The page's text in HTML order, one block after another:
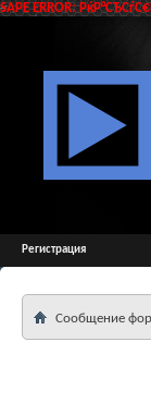
SAPE ERROR:
Регистрация
Сообщение